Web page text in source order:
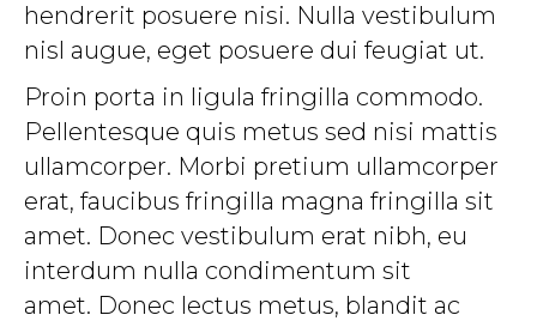
hendrerit posuere nisi. Nulla vestibulum
nisl augue, eget posuere dui feugiat ut.
Proin porta in ligula fringilla commodo.
Pellentesque quis metus sed nisi mattis
ullamcorper. Morbi pretium ullamcorper
erat, faucibus fringilla magna fringilla sit
amet. Donec vestibulum erat nibh, eu
interdum nulla condimentum sit
amet. Donec lectus metus, blandit ac